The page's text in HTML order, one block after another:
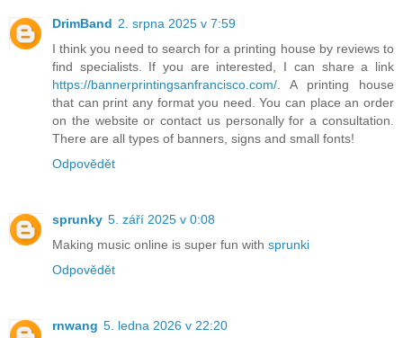
DrimBand 2. srpna 2025 v 7:59
I think you need to search for a printing house by reviews to
find specialists. If you are interested, I can share a link
https://bannerprintingsanfrancisco.com/ . A printing house
that can print any format you need. You can place an order
on the website or contact us personally for a consultation.
There are all types of banners, signs and small fonts!
Odpovědět
sprunky 5. září 2025 v 0:08
Making music online is super fun with sprunki
Odpovědět
rnwang 5. ledna 2026 v 22:20